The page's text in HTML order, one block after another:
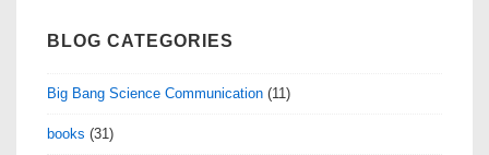
BLOG CATEGORIES
Big Bang Science Communication (11)
books (31)